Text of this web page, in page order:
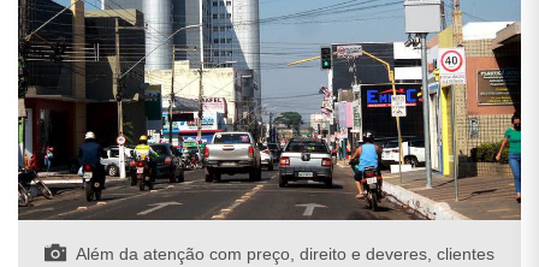
Além da atenção com preço, direito e deveres, clientes